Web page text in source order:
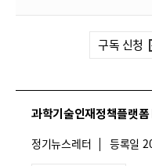
신
절
차
구독 신청
과학기술인재정책플랫
뉴
정기뉴스레터 등록일